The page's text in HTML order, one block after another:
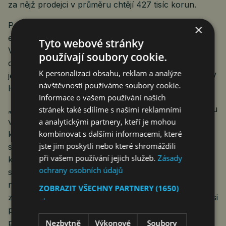
za nějž prodejci v průměru chtějí 427 tisíc korun.
Prvenství z pohledu počtu nabízených kusů mezi
elektromobily v září držel model i3 bavorského BMW.
V autobazarech bylo v tomto měsíci k dispozici
celkem 64 těchto vozů. Na pomyslném stupni vítězů
jej doplňuje populární Tesla Model 3 a kompaktní SUV
Hyundai Kona.
„Ačkoliv počet elektrických vozů na sekundárním trhu
vytrvale roste, zatím se ani zdaleka nepřibližuje
klasickým vozům se spalovacími motory. Pokud
srovnáme počet nabídek v případě Škody Octavia,
která je nejčastěji nabízeným ojetým vozem se
spalovacím motorem, a BMW i3, které je pro změnu
nejčastěji nabízenou ojetinou s elektrickým pohonem,
zjistíme, že Octavií je na sekundárním trhu aktuálně asi
pětašedesátkrát více. Dá se ale očekávat, že se tento
poměr bude v příštích letech pomalu
×
Tyto webové stránky
používají soubory cookie.
K personalizaci obsahu, reklam a analýze
návštěvnosti používáme soubory cookie.
Informace o vašem používání našich
stránek také sdílíme s našimi reklamními
a analytickými partnery, kteří je mohou
kombinovat s dalšími informacemi, které
jste jim poskytli nebo které shromáždili
při vašem používání jejich služeb.Zásady
ochrany osobních údajů
ZOBRAZIT VŠECHNY PARTNERY(1650)
→
Nezbytně
Výkonové
Soubory